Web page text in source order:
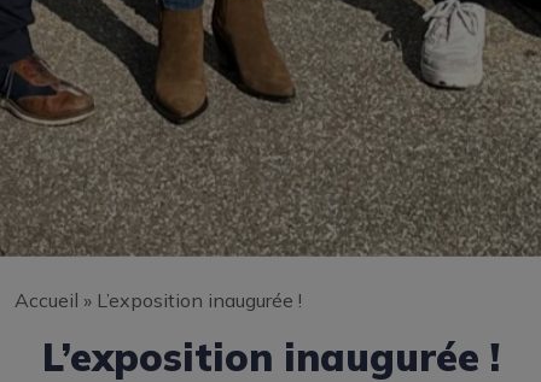
Accueil » L’exposition inaugurée !
L’exposition inaugurée !